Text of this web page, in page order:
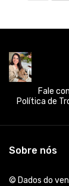
Fale
Política de
Sobre nós
© Dados do